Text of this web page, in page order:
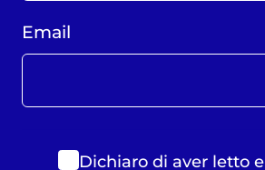
Email
Dichiaro di aver letto e